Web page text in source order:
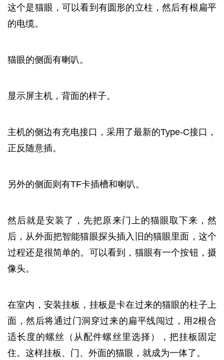
这个是猫眼，可以看到有圆形的立柱，然后有根扁平
的电缆。
猫眼的侧面有喇叭。
显示屏主机，背面的样子。
主机的侧边有充电接口，采用了最新的Type-C接口，
正反随意插。
另外的侧面则有TF卡插槽和喇叭。
然后就是安装了，先把原来门上的猫眼取下来，然
后，从外面把智能猫眼探头插入旧的猫眼里面，这个
过程还是很简单的。可以看到，猫眼有一个按钮，摄
像头。
在室内，安装挂板，挂板是卡在过来的猫眼的柱子上
面，然后将通过门洞穿过来的扁平线闯过，用2根合
适长度的螺丝（从配件螺丝里选择），把挂板固定
住。这样挂板、门、外面的猫眼，就成为一体了。